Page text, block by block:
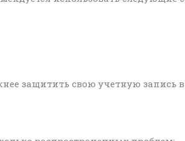
защитить свою учетную запись